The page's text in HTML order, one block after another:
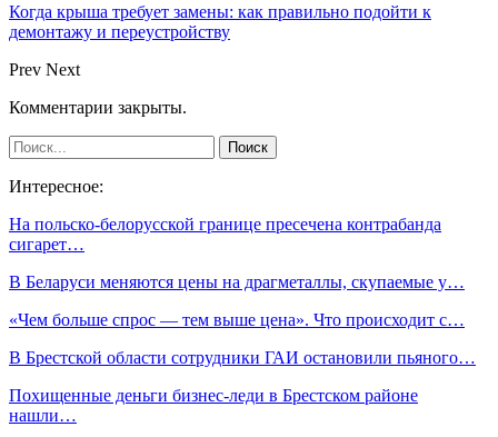
Когда крыша требует замены: как правильно подойти к
демонтажу и переустройству
Prev Next
Комментарии закрыты.
Интересное:
На польско-белорусской границе пресечена контрабанда
сигарет…
В Беларуси меняются цены на драгметаллы, скупаемые у…
«Чем больше спрос — тем выше цена». Что происходит с…
В Брестской области сотрудники ГАИ остановили пьяного…
Похищенные деньги бизнес-леди в Брестском районе
нашли…